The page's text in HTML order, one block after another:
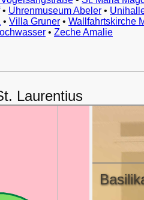
• Uhrenmuseum Abeler •
• Villa Gruner • Wallfahrtskirche
• Zeche Amalie
Laurentius